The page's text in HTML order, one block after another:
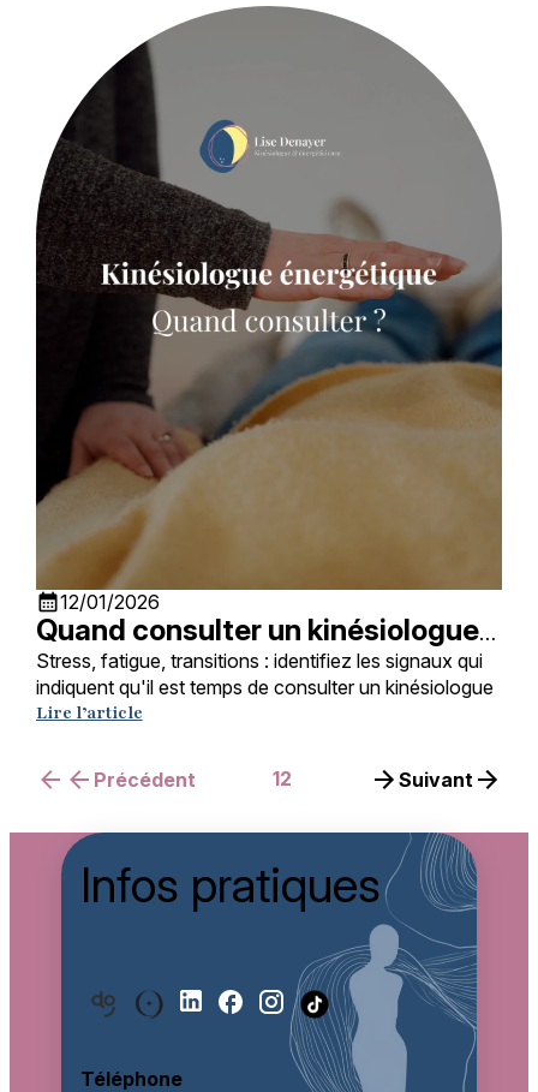
calendar_month12/01/2026
Quand consulter un kinésiologue
pour des soins énergétiques ?
Stress, fatigue, transitions : identifiez les signaux qui
indiquent qu'il est temps de consulter un kinésiologue
Lire l’article
Précédent 12 Suivant
Infos pratiques
Téléphone